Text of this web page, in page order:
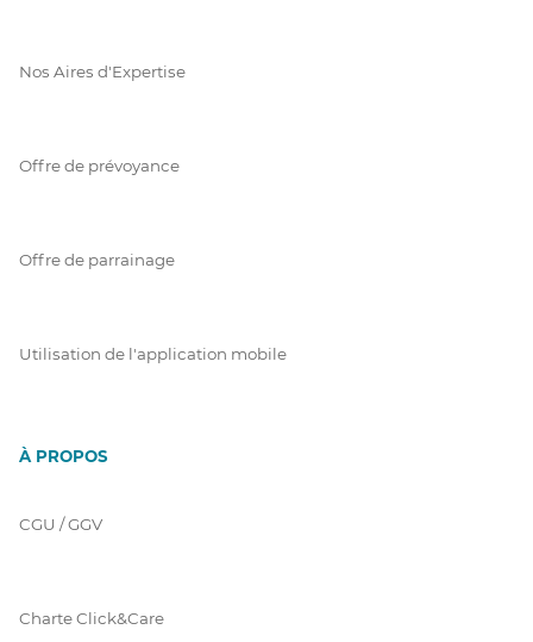
Nos Aires d'Expertise
Offre de prévoyance
Offre de parrainage
Utilisation de l'application mobile
À PROPOS
CGU / GGV
Charte Click&Care